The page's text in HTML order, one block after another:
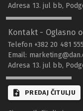
Adresa 13. jul bb,
Kontakt - Oglasno
Telefon +382 20 481 555
Email:
Adresa 13. jul bb,
PREDAJ ČITULJU